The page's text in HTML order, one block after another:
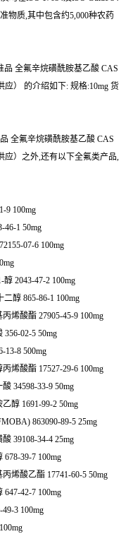
物质,其中包含约5,000种农药
品 全氟辛烷磺酰胺基乙酸 CAS
应） 的介绍如下: 规格:10mg 货
全氟辛烷磺酰胺基乙酸 CAS
应）之外,还有以下全氟类产品,
9 100mg
46-1 50mg
07-6 100mg
2043-47-2 100mg
醇 865-86-1 100mg
烯酸酯 27905-45-9 100mg
356-02-5 50mg
13-8 500mg
烯酸酯 17527-29-6 100mg
34598-33-9 50mg
醇 1691-99-2 50mg
863090-89-5 25mg
39108-34-4 25mg
678-39-7 100mg
烯酸乙酯 17741-60-5 50mg
647-42-7 100mg
3 100mg